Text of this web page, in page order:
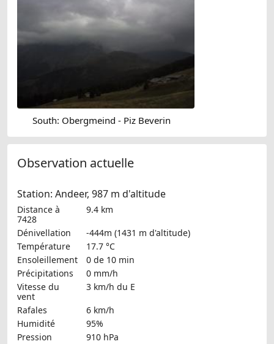
South: Obergmeind - Piz Beverin
Observation actuelle
Station: Andeer, 987 m d'altitude
Distance à
7428
9.4 km
Dénivellation
-444m (1431 m d'altitude)
Température
17.7 °C
Ensoleillement
0 de 10 min
Précipitations
0 mm/h
Vitesse du
vent
3 km/h du E
Rafales
6 km/h
Humidité
95%
Pression
910 hPa